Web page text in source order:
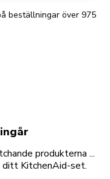
beställningar över 975
produkterna ...
KitchenAid-set.